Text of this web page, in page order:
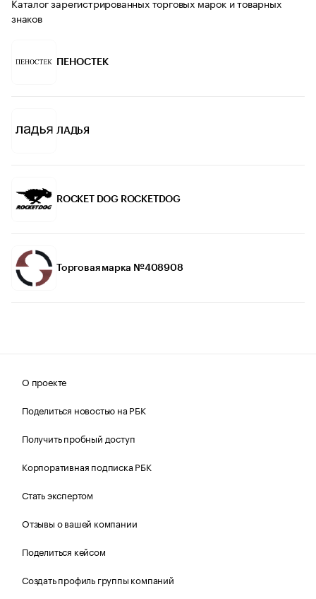
знаков
ПЕНОСТЕК
ЛАДЬЯ
ROCKET DOG ROCKETDOG
Торговая марка №408908
О проекте
Поделиться новостью на РБК
Получить пробный доступ
Корпоративная подписка РБК
Стать экспертом
Отзывы о вашей компании
Поделиться кейсом
Создать профиль группы компаний